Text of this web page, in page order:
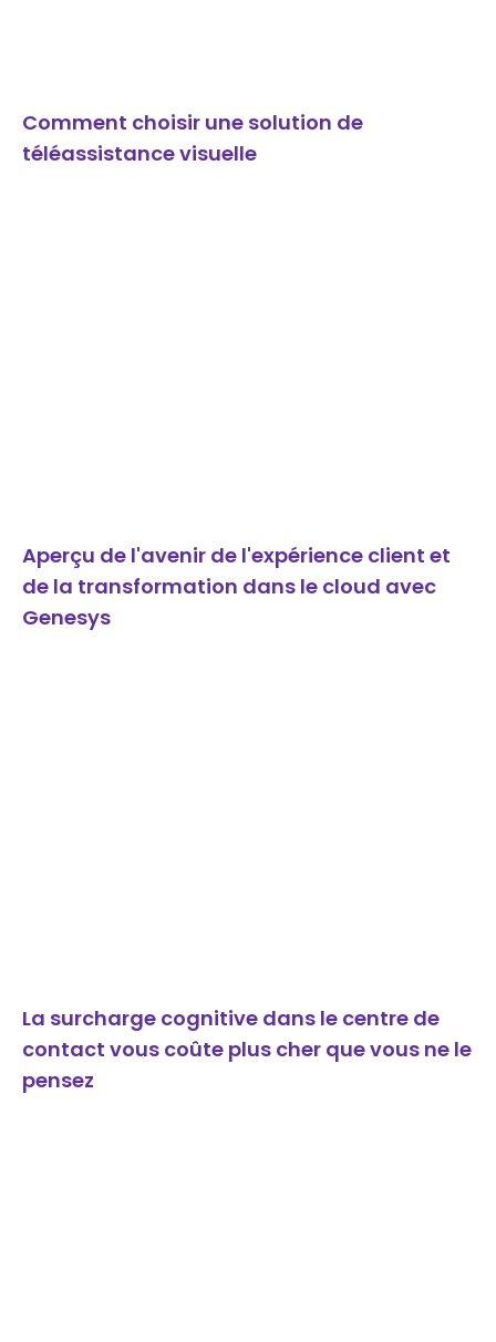
Comment choisir une solution de
téléassistance visuelle
Aperçu de l'avenir de l'expérience client et
de la transformation dans le cloud avec
Genesys
La surcharge cognitive dans le centre de
contact vous coûte plus cher que vous ne le
pensez